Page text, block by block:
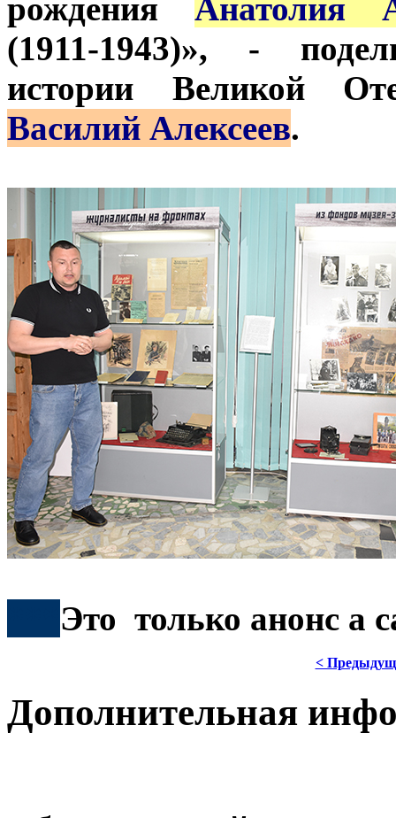
рождения Анатолия
(1911-1943)», -
истории Великой
Василий Алексеев.
Это только анонс а
<
Дополнительная